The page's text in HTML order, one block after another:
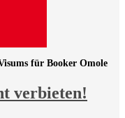
verbieten!
für Booker Omole